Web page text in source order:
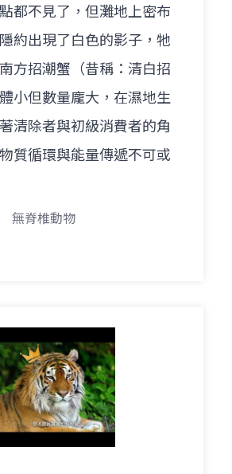
都不見了，但灘地上密布
約出現了白色的影子，牠
方招潮蟹（昔稱：清白招
小但數量龐大，在濕地生
清除者與初級消費者的角
質循環與能量傳遞不可或
無脊椎動物